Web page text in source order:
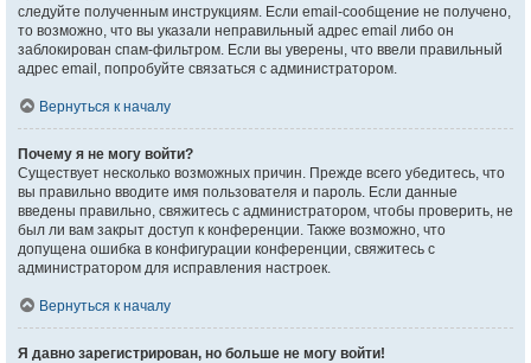
следуйте полученным инструкциям. Если email-сообщение не получено,
то возможно, что вы указали неправильный адрес email либо он
заблокирован спам-фильтром. Если вы уверены, что ввели правильный
адрес email, попробуйте связаться с администратором.
Вернуться к началу
Почему я не могу войти?
Существует несколько возможных причин. Прежде всего убедитесь, что
вы правильно вводите имя пользователя и пароль. Если данные
введены правильно, свяжитесь с администратором, чтобы проверить, не
был ли вам закрыт доступ к конференции. Также возможно, что
допущена ошибка в конфигурации конференции, свяжитесь с
администратором для исправления настроек.
Вернуться к началу
Я давно зарегистрирован, но больше не могу войти!